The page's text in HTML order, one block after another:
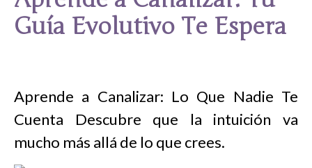
Guía Evolutivo Te Espera
Aprende a Canalizar: Lo Que Nadie Te
Cuenta Descubre que la intuición va
mucho más allá de lo que crees.